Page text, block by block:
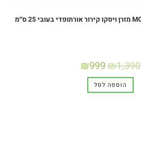
₪1,390
₪999
הוספה לסל